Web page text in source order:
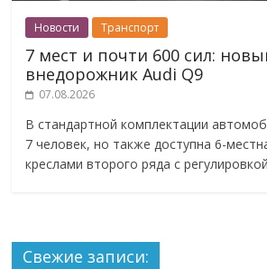
Новости Транспорт
7 мест и почти 600 сил:
внедорожник Audi Q9
07.08.2026
В стандартной комплектации
7 человек, но также доступна 6-
креслами второго ряда с
Свежие записи: